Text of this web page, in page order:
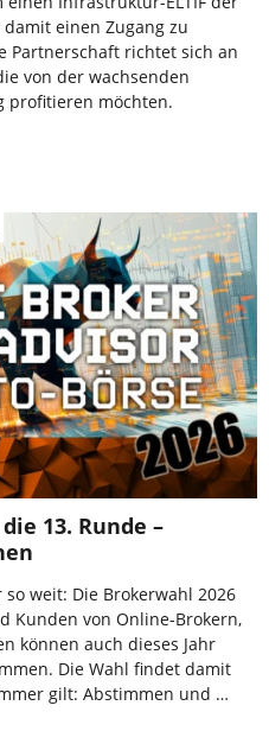
einen Zugang zu
Partnerschaft richtet sich an
von der wachsenden
profitieren möchten.
13. Runde –
weit: Die Brokerwahl 2026
Kunden von Online-Brokern,
können auch dieses Jahr
Die Wahl findet damit
gilt: Abstimmen und …